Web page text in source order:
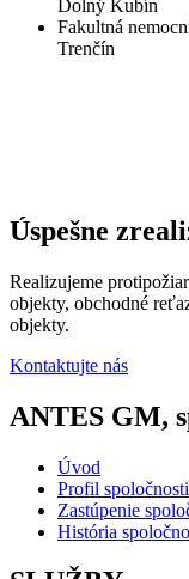
Dolný Kubín
Fakultná
Trenčín
Úspešne
Realizujeme
objekty, obchodné
objekty.
Kontaktujte nás
ANTES GM,
Úvod
Profil spoločnosti
Zastúpenie
História